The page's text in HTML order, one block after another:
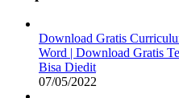
Download Gratis
Word | Download Gratis
Bisa Diedit
07/05/2022